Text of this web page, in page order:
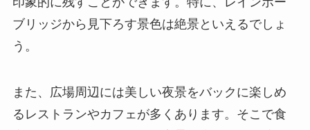
ブリッジから見下ろす景色は絶景といえるでしょ
う。
また、広場周辺には美しい夜景をバックに楽しめ
るレストランやカフェが多くあります。そこで食